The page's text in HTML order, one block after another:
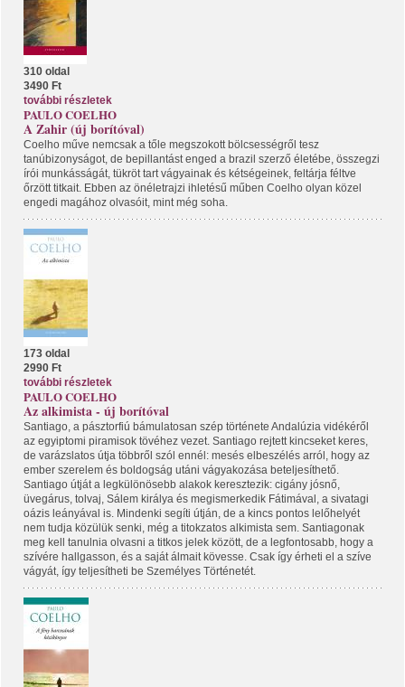
310 oldal
3490 Ft
további részletek
PAULO COELHO
A Zahir (új borítóval)
Coelho műve nemcsak a tőle megszokott bölcsességről tesz
tanúbizonyságot, de bepillantást enged a brazil szerző életébe, összegzi
írói munkásságát, tükröt tart vágyainak és kétségeinek, feltárja féltve
őrzött titkait. Ebben az önéletrajzi ihletésű műben Coelho olyan közel
engedi magához olvasóit, mint még soha.
173 oldal
2990 Ft
további részletek
PAULO COELHO
Az alkimista - új borítóval
Santiago, a pásztorfiú bámulatosan szép története Andalúzia vidékéről
az egyiptomi piramisok tövéhez vezet. Santiago rejtett kincseket keres,
de varázslatos útja többről szól ennél: mesés elbeszélés arról, hogy az
ember szerelem és boldogság utáni vágyakozása beteljesíthető.
Santiago útját a legkülönösebb alakok keresztezik: cigány jósnő,
üvegárus, tolvaj, Sálem királya és megismerkedik Fátimával, a sivatagi
oázis leányával is. Mindenki segíti útján, de a kincs pontos lelőhelyét
nem tudja közülük senki, még a titokzatos alkimista sem. Santiagonak
meg kell tanulnia olvasni a titkos jelek között, de a legfontosabb, hogy a
szívére hallgasson, és a saját álmait kövesse. Csak így érheti el a szíve
vágyát, így teljesítheti be Személyes Történetét.